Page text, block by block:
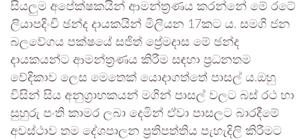
සියලුම අපේක්ෂකයින් ආමන්ත්‍රණය කරන්නේ මේ රටේ
ලියාපදිංචි ඡන්ද දායකයින් මිලියන 17කට ය. සමගි ජන
බලවේගය පක්ෂයේ සජිත් ප්‍රේමදාස මේ ඡන්ද
දායකයන්ට ආමන්ත්‍රණය කිරීම සඳහා ප්‍රධනතම
වේදිකාව ලෙස මෙතෙක් යොදාගත්තේ පාසල් ය.ඔහු
විසින් සිය අනුග්‍රාහකයන් මගින් පාසල් වලට බස් රථ හා
සුහුරු පංති කාමර ලබා දෙමින් ඒවා පාසලට බාරදීමේ
අවස්ථාව තම දේශපාලන ප්‍රතිපත්තිය පැහැදිලි කිරීමට